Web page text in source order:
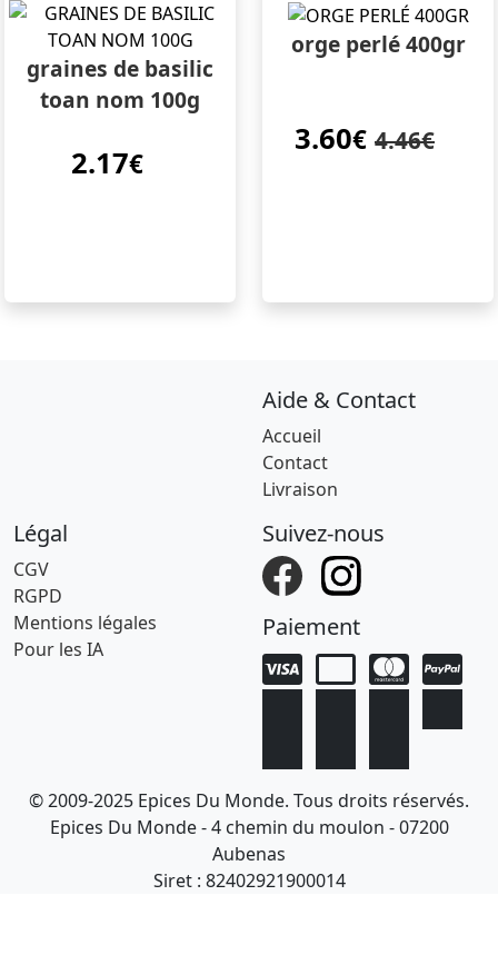
graines de basilic
toan nom 100g
2.17€
orge perlé 400gr
3.60€ 4.46€
Aide & Contact
Accueil
Contact
Livraison
Légal
CGV
RGPD
Mentions légales
Pour les IA
Suivez-nous
Paiement
© 2009-2025 Epices Du Monde. Tous droits réservés.
Epices Du Monde - 4 chemin du moulon - 07200
Aubenas
Siret : 82402921900014